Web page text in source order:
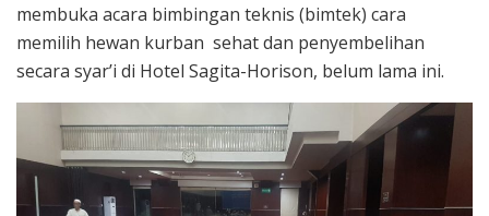
membuka acara bimbingan teknis (bimtek) cara
memilih hewan kurban sehat dan penyembelihan
secara syar’i di Hotel Sagita-Horison, belum lama ini.